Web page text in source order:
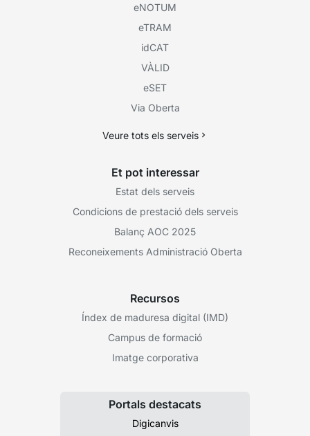
eNOTUM
eTRAM
idCAT
VÀLID
eSET
Via Oberta
Veure tots els serveis
Et pot interessar
Estat dels serveis
Condicions de prestació dels serveis
Balanç AOC 2025
Reconeixements Administració Oberta
Recursos
Índex de maduresa digital (IMD)
Campus de formació
Imatge corporativa
Portals destacats
Digicanvis